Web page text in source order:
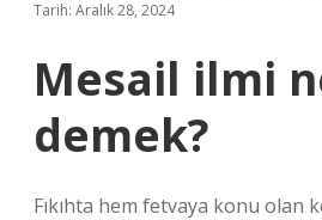
Tarih: Aralık 28, 2024
Mesail ilmi
demek?
Fıkıhta hem fetvaya konu olan